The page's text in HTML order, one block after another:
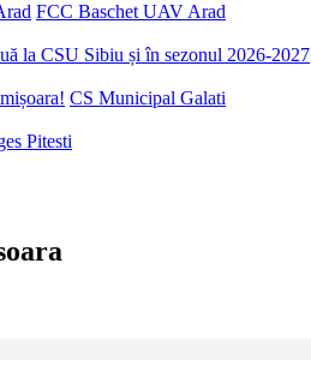
FCC Baschet UAV Arad
la CSU Sibiu și în sezonul 2026-2027
CS Municipal Galati
Pitesti